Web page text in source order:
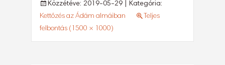
Közzétéve: 2019-05-29 | Kategória:
Kettőzés az Ádám almáiban
Teljes
felbontás (1500 × 1000)